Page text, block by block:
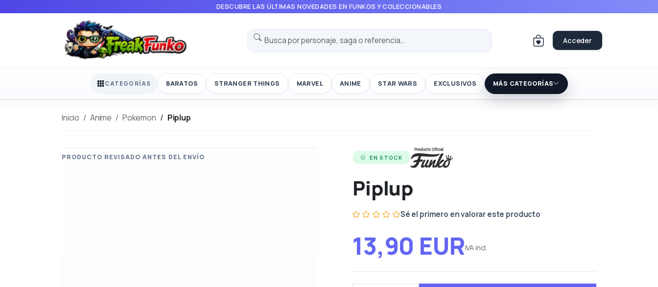
DESCUBRE LAS ÚLTIMAS NOVEDADES EN FUNKOS Y COLECCIONABLES
Acceder
CATEGORÍAS BARATOS STRANGER THINGS MARVEL ANIME STAR WARS EXCLUSIVOS MÁS CATEGORÍAS
Inicio Anime Pokemon Piplup
EN STOCK
Piplup
Sé el primero en valorar este producto
13,90 EURIVA incl.